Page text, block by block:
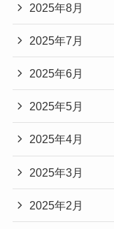
2025年8月
2025年7月
2025年6月
2025年5月
2025年4月
2025年3月
2025年2月